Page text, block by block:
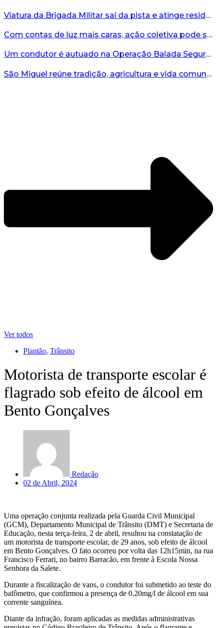
Viatura da Brigada Militar sai da pista e atinge residência no interior do RS...
Com contas de luz mais caras, ação coletiva pode ser caminho contra a RGE...
Um condutor é autuado na Operação Balada Segura em Bento...
São Miguel reúne tradição, agricultura e vida comunitária no interior de Bento Gonçalves...
Ver todos
Plantão, Trânsito
Motorista de transporte escolar é
flagrado sob efeito de álcool em
Bento Gonçalves
Redação
02 de Abril, 2024
Uma operação conjunta realizada pela Guarda Civil Municipal
(GCM), Departamento Municipal de Trânsito (DMT) e Secretaria de
Educação, nesta terça-feira, 2 de abril, resultou na constatação de
um motorista de transporte escolar, de 29 anos, sob efeito de álcool
em Bento Gonçalves. O fato ocorreu por volta das 12h15min, na rua
Francisco Ferrari, no bairro Barracão, em frente à Escola Nossa
Senhora da Salete.
Durante a fiscalização de vans, o condutor foi submetido ao teste do
bafômetro, que confirmou a presença de 0,20mg/l de álcool em sua
corrente sanguínea.
Diante da infração, foram aplicadas as medidas administrativas